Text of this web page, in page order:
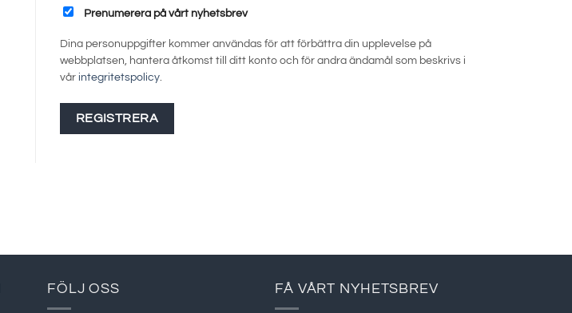
Prenumerera på vårt nyhetsbrev
Dina personuppgifter kommer användas för att förbättra din upplevelse på
webbplatsen, hantera åtkomst till ditt konto och för andra ändamål som beskrivs i
vår integritetspolicy.
REGISTRERA
FÖLJ OSS FÅ VÅRT NYHETSBREV